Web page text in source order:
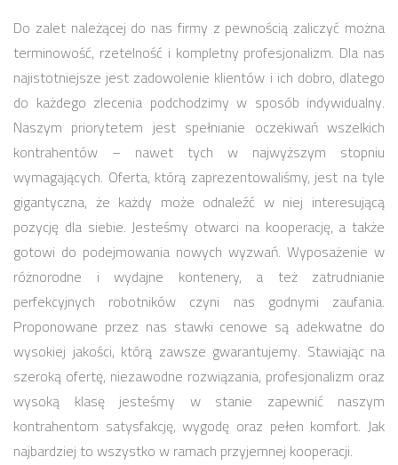
Do zalet należącej do nas firmy z pewnością zaliczyć można
terminowość, rzetelność i kompletny profesjonalizm. Dla nas
najistotniejsze jest zadowolenie klientów i ich dobro, dlatego
do każdego zlecenia podchodzimy w sposób indywidualny.
Naszym priorytetem jest spełnianie oczekiwań wszelkich
kontrahentów – nawet tych w najwyższym stopniu
wymagających. Oferta, którą zaprezentowaliśmy, jest na tyle
gigantyczna, że każdy może odnaleźć w niej interesującą
pozycję dla siebie. Jesteśmy otwarci na kooperację, a także
gotowi do podejmowania nowych wyzwań. Wyposażenie w
różnorodne i wydajne kontenery, a też zatrudnianie
perfekcyjnych robotników czyni nas godnymi zaufania.
Proponowane przez nas stawki cenowe są adekwatne do
wysokiej jakości, którą zawsze gwarantujemy. Stawiając na
szeroką ofertę, niezawodne rozwiązania, profesjonalizm oraz
wysoką klasę jesteśmy w stanie zapewnić naszym
kontrahentom satysfakcję, wygodę oraz pełen komfort. Jak
najbardziej to wszystko w ramach przyjemnej kooperacji.